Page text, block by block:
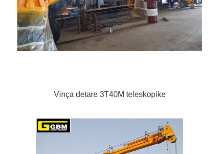
Vinça detare 3T40M teleskopike